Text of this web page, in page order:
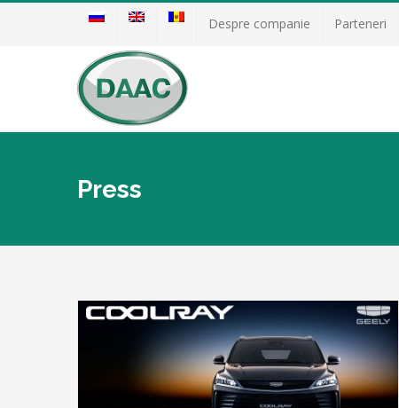
Despre companie Parteneri
Press
Noul VOLVO EX60 complet electric –
mașina cu care poți purta o conversație